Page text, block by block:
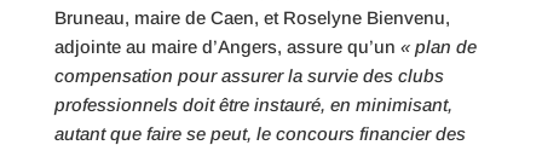
Bruneau, maire de Caen, et Roselyne Bienvenu,
adjointe au maire d’Angers, assure qu’un « plan de
compensation pour assurer la survie des clubs
professionnels doit être instauré, en minimisant,
autant que faire se peut, le concours financier des